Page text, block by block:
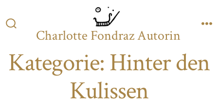
Inhalt
ein-/ausblenden
Charlotte Fondraz Autorin
Kategorie: Hinter den
Kulissen